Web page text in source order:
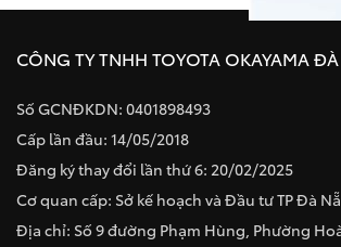
CÔNG TY TNHH TOYOTA OKAYAMA
Số GCNĐKDN: 0401898493
Cấp lần đầu: 14/05/2018
Đăng ký thay đổi lần thứ 6: 20/02/2025
Cơ quan cấp: Sở kế hoạch và Đầu tư TP Đà
Địa chỉ: Số 9 đường Phạm Hùng, Phường